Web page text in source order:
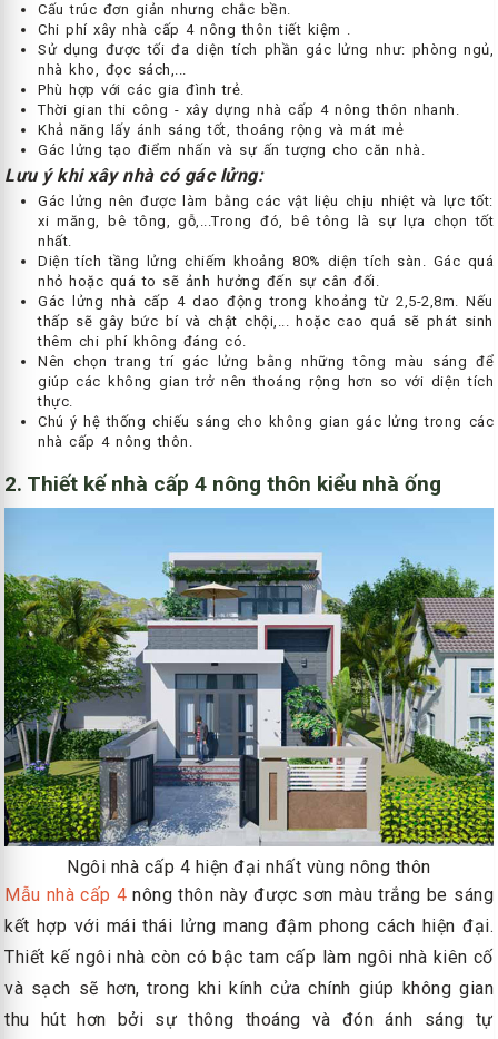
Cấu trúc đơn giản nhưng chắc bền.
Chi phí xây nhà cấp 4 nông thôn tiết kiệm .
Sử dụng được tối đa diện tích phần gác lửng như: phòng ngủ,
nhà kho, đọc sách,...
Phù hợp với các gia đình trẻ.
Thời gian thi công - xây dựng nhà cấp 4 nông thôn nhanh.
Khả năng lấy ánh sáng tốt, thoáng rộng và mát mẻ
Gác lửng tạo điểm nhấn và sự ấn tượng cho căn nhà.
Lưu ý khi xây nhà có gác lửng:
Gác lửng nên được làm bằng các vật liệu chịu nhiệt và lực tốt:
xi măng, bê tông, gỗ,...Trong đó, bê tông là sự lựa chọn tốt
nhất.
Diện tích tầng lửng chiếm khoảng 80% diện tích sàn. Gác quá
nhỏ hoặc quá to sẽ ảnh hưởng đến sự cân đối.
Gác lửng nhà cấp 4 dao động trong khoảng từ 2,5-2,8m. Nếu
thấp sẽ gây bức bí và chật chội,... hoặc cao quá sẽ phát sinh
thêm chi phí không đáng có.
Nên chọn trang trí gác lửng bằng những tông màu sáng để
giúp các không gian trở nên thoáng rộng hơn so với diện tích
thực.
Chú ý hệ thống chiếu sáng cho không gian gác lửng trong các
nhà cấp 4 nông thôn.
2. Thiết kế nhà cấp 4 nông thôn kiểu nhà ống
Ngôi nhà cấp 4 hiện đại nhất vùng nông thôn
Mẫu nhà cấp 4 nông thôn này được sơn màu trắng be sáng
kết hợp với mái thái lửng mang đậm phong cách hiện đại.
Thiết kế ngôi nhà còn có bậc tam cấp làm ngôi nhà kiên cố
và sạch sẽ hơn, trong khi kính cửa chính giúp không gian
thu hút hơn bởi sự thông thoáng và đón ánh sáng tự